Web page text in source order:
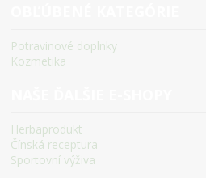
Potravinové doplnky
Kozmetika
Herbaprodukt
Čínská receptura
Sportovní výživa